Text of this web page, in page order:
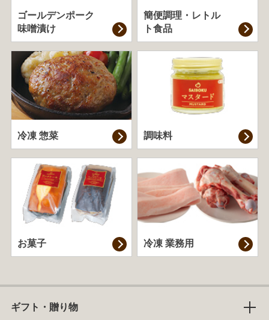
ゴールデンポーク
味噌漬け
簡便調理・ レトル
ト食品
冷凍 惣菜 調味料
お菓子 冷凍 業務用
ギフト・贈り物